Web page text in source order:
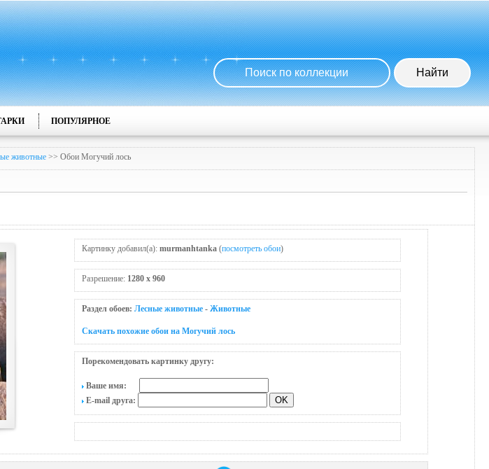
ПОПУЛЯРНОЕ
животные >> Обои Могучий лось
Картинку добавил(а): murmanhtanka (посмотреть обои)
Разрешение: 1280 x 960
Раздел обоев: Лесные животные - Животные
Скачать похожие обои на Могучий лось
Порекомендовать картинку другу:
Ваше имя:
E-mail друга: